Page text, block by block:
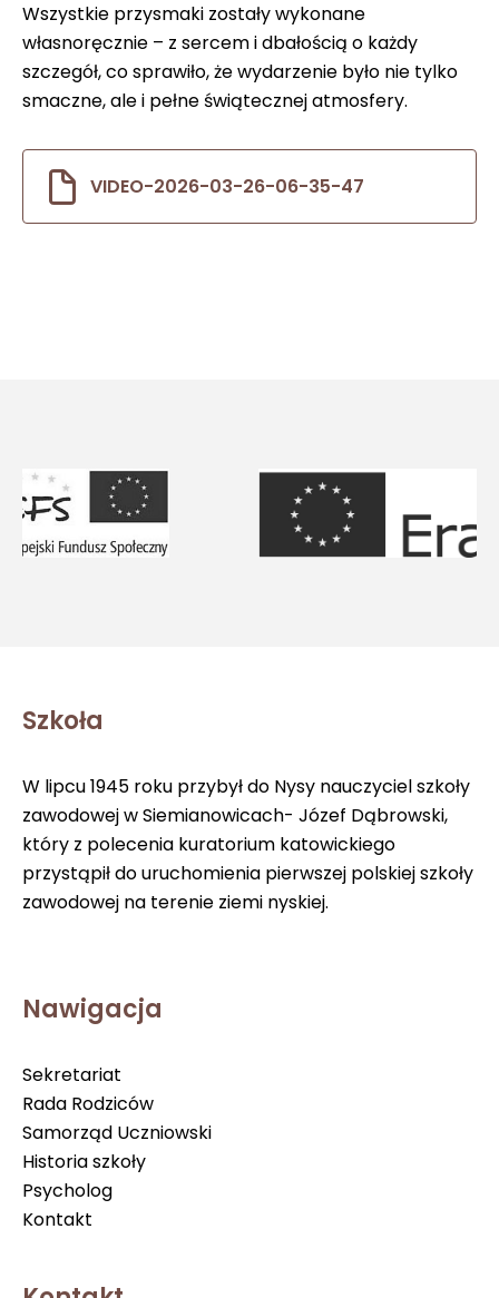
Wszystkie przysmaki zostały wykonane
własnoręcznie – z sercem i dbałością o każdy
szczegół, co sprawiło, że wydarzenie było nie tylko
smaczne, ale i pełne świątecznej atmosfery.
VIDEO-2026-03-26-06-35-47
Szkoła
W lipcu 1945 roku przybył do Nysy nauczyciel szkoły
zawodowej w Siemianowicach- Józef Dąbrowski,
który z polecenia kuratorium katowickiego
przystąpił do uruchomienia pierwszej polskiej szkoły
zawodowej na terenie ziemi nyskiej.
Nawigacja
Sekretariat
Rada Rodziców
Samorząd Uczniowski
Historia szkoły
Psycholog
Kontakt